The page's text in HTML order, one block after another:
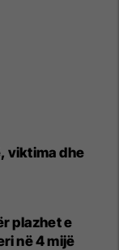
viktima dhe
plazhet e
në 4 mijë